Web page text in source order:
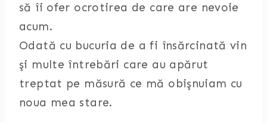
să îi ofer ocrotirea de care are nevoie
acum.
Odată cu bucuria de a fi însărcinată vin
şi multe întrebări care au apărut
treptat pe măsură ce mă obişnuiam cu
noua mea stare.